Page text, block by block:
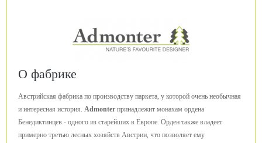
О фабрике
Австрийская фабрика по производству паркета, у которой очень необычная
и интересная история. Admonter принадлежит монахам ордена
Бенедиктинцев - одного из старейших в Европе. Орден также владеет
примерно третью лесных хозяйств Австрии, что позволяет ему